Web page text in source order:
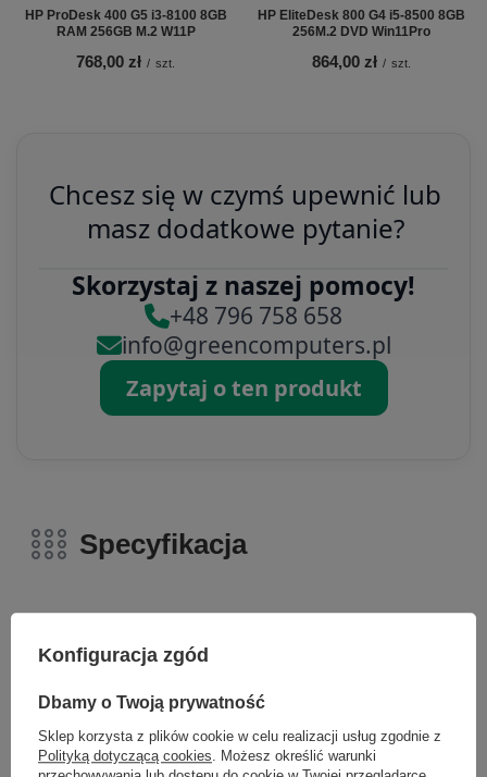
HP ProDesk 400 G5 i3-8100 8GB
RAM 256GB M.2 W11P
768,00 zł / szt.
HP EliteDesk 800 G4 i5-8500 8GB
256M.2 DVD Win11Pro
864,00 zł / szt.
Chcesz się w czymś upewnić lub
masz dodatkowe pytanie?
Skorzystaj z naszej pomocy!
+48 796 758 658
info@greencomputers.pl
Zapytaj o ten produkt
Specyfikacja
Marka
Seria Optiplex
Konfiguracja zgód
Dbamy o Twoją prywatność
Sklep korzysta z plików cookie w celu realizacji usług zgodnie z
Polityką dotyczącą cookies. Możesz określić warunki